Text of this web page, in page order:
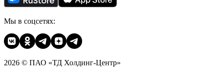
Мы в соцсетях:
2026 © ПАО «ТД Холдинг-Центр»